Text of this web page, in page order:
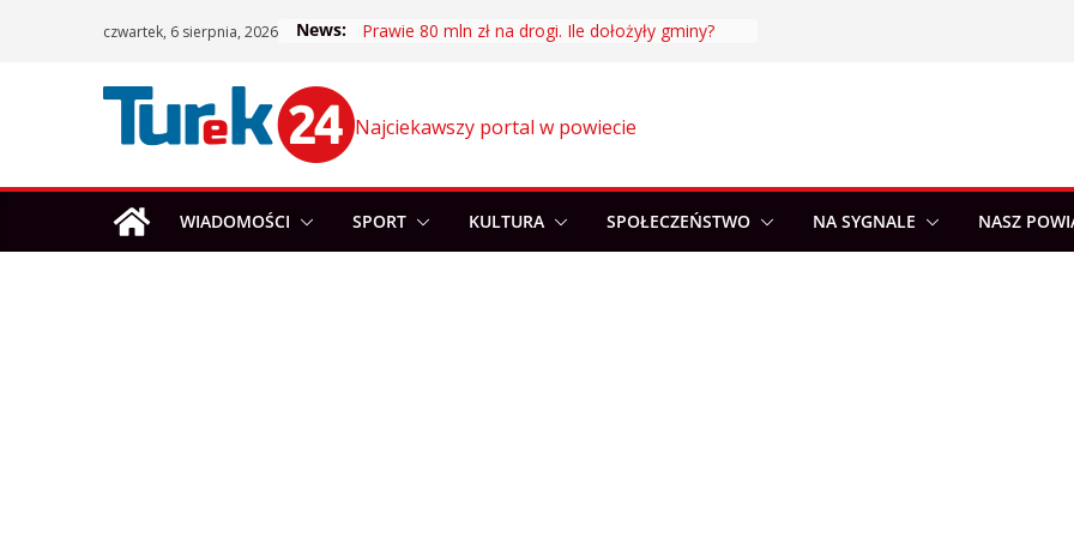
czwartek, 6 sierpnia, 2026 News: Prawie 80 mln zł na drogi. Ile dołożyły gminy?
Najciekawszy portal w powiecie
WIADOMOŚCI SPORT KULTURA SPOŁECZEŃSTWO NA SYGNALE NASZ